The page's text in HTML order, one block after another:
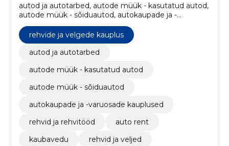
autod ja autotarbed, autode müük - kasutatud autod,
autode müük - sõiduautod, autokaupade ja -
varuosade kauplused, rehvid ja rehvitööd, Auto rent,
kaubavedu, rehvid ja veljed, autopesula teenused,
autoabi
rehvide ja velgede kauplus
autod ja autotarbed
autode müük - kasutatud autod
autode müük - sõiduautod
autokaupade ja -varuosade kauplused
rehvid ja rehvitööd
auto rent
kaubavedu
rehvid ja veljed